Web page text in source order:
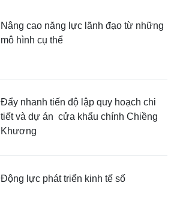
Nâng cao năng lực lãnh đạo từ những
mô hình cụ thể
Đẩy nhanh tiến độ lập quy hoạch chi
tiết và dự án cửa khẩu chính Chiềng
Khương
Động lực phát triển kinh tế số